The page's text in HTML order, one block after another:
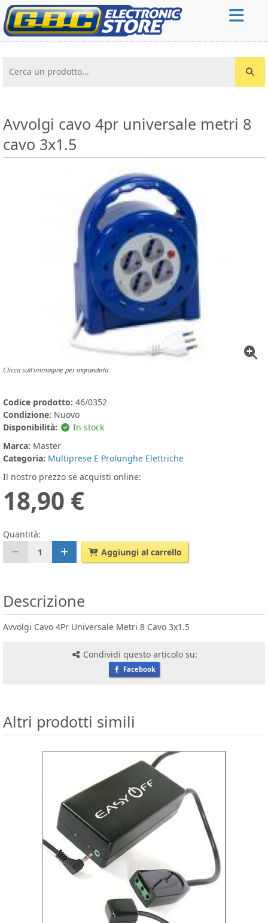
Cerca un prodotto...
Avvolgi cavo 4pr universale metri 8
cavo 3x1.5
Clicca sull'immagine per ingrandirla
Codice prodotto: 46/0352
Condizione: Nuovo
Disponibilità:
In stock
Marca: Master
Categoria: Multiprese E Prolunghe Elettriche
Il nostro prezzo se acquisti online:
18,90 €
Quantità:
1
Aggiungi al carrello
Descrizione
Avvolgi Cavo 4Pr Universale Metri 8 Cavo 3x1.5
Condividi questo articolo su:
Facebook
Altri prodotti simili